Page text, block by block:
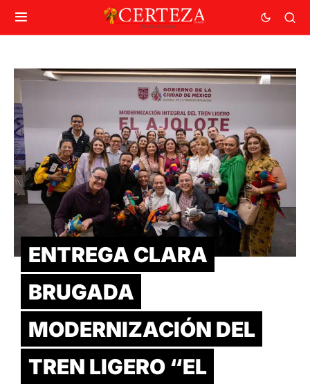
ENTREGA CLARA
BRUGADA
MODERNIZACIÓN DEL
TREN LIGERO “EL